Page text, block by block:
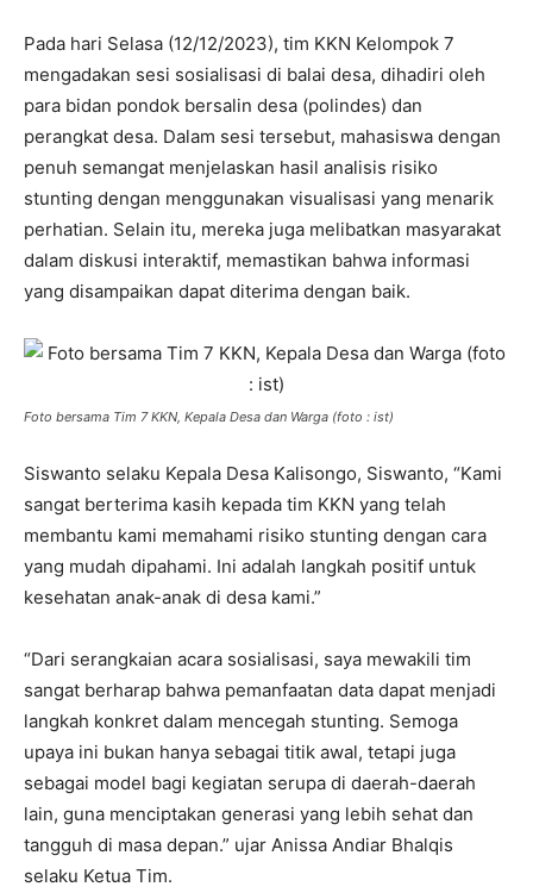
Pada hari Selasa (12/12/2023), tim KKN Kelompok 7
mengadakan sesi sosialisasi di balai desa, dihadiri oleh
para bidan pondok bersalin desa (polindes) dan
perangkat desa. Dalam sesi tersebut, mahasiswa dengan
penuh semangat menjelaskan hasil analisis risiko
stunting dengan menggunakan visualisasi yang menarik
perhatian. Selain itu, mereka juga melibatkan masyarakat
dalam diskusi interaktif, memastikan bahwa informasi
yang disampaikan dapat diterima dengan baik.
Foto bersama Tim 7 KKN, Kepala Desa dan Warga (foto : ist)
Siswanto selaku Kepala Desa Kalisongo, Siswanto, “Kami
sangat berterima kasih kepada tim KKN yang telah
membantu kami memahami risiko stunting dengan cara
yang mudah dipahami. Ini adalah langkah positif untuk
kesehatan anak-anak di desa kami.”
“Dari serangkaian acara sosialisasi, saya mewakili tim
sangat berharap bahwa pemanfaatan data dapat menjadi
langkah konkret dalam mencegah stunting. Semoga
upaya ini bukan hanya sebagai titik awal, tetapi juga
sebagai model bagi kegiatan serupa di daerah-daerah
lain, guna menciptakan generasi yang lebih sehat dan
tangguh di masa depan.” ujar Anissa Andiar Bhalqis
selaku Ketua Tim.